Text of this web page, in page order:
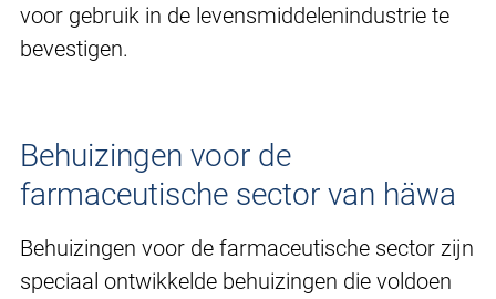
voor gebruik in de levensmiddelenindustrie te
bevestigen.
Behuizingen voor de
farmaceutische sector van häwa
Behuizingen voor de farmaceutische sector zijn
speciaal ontwikkelde behuizingen die voldoen